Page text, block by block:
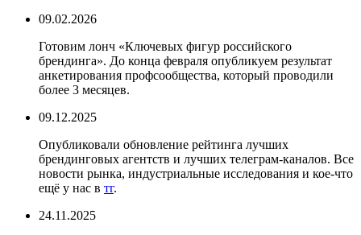
09.02.2026
Готовим лонч «Ключевых фигур российского
брендинга». До конца февраля опубликуем результат
анкетирования профсообщества, который проводили
более 3 месяцев.
09.12.2025
Опубликовали обновление рейтинга лучших
брендинговых агентств и лучших телеграм-каналов. Все
новости рынка, индустриальные исследования и кое-что
ещё у нас в тг.
24.11.2025